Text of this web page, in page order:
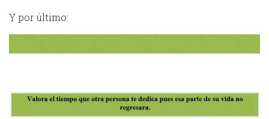
Y por último: